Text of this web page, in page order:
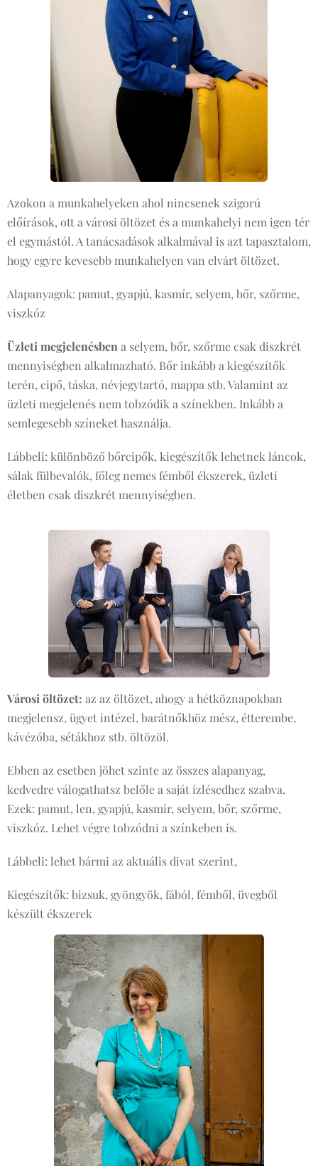
Azokon a munkahelyeken ahol nincsenek szigorú
előírások, ott a városi öltözet és a munkahelyi nem igen tér
el egymástól. A tanácsadások alkalmával is azt tapasztalom,
hogy egyre kevesebb munkahelyen van elvárt öltözet.
Alapanyagok: pamut, gyapjú, kasmír, selyem, bőr, szőrme,
viszkóz
Üzleti megjelenésben a selyem, bőr, szőrme csak diszkrét
mennyiségben alkalmazható. Bőr inkább a kiegészítők
terén, cipő, táska, névjegytartó, mappa stb. Valamint az
üzleti megjelenés nem tobzódik a színekben. Inkább a
semlegesebb színeket használja.
Lábbeli: különböző bőrcipők, kiegészítők lehetnek láncok,
sálak fülbevalók, főleg nemes fémből ékszerek, üzleti
életben csak diszkrét mennyiségben.
Városi öltözet: az az öltözet, ahogy a hétköznapokban
megjelensz, ügyet intézel, barátnőkhöz mész, étterembe,
kávézóba, sétákhoz stb. öltözöl.
Ebben az esetben jöhet szinte az összes alapanyag,
kedvedre válogathatsz belőle a saját ízlésedhez szabva.
Ezek: pamut, len, gyapjú, kasmír, selyem, bőr, szőrme,
viszkóz. Lehet végre tobzódni a színkeben is.
Lábbeli: lehet bármi az aktuális divat szerint,
Kiegészítők: bizsuk, gyöngyök, fából, fémből, üvegből
készült ékszerek